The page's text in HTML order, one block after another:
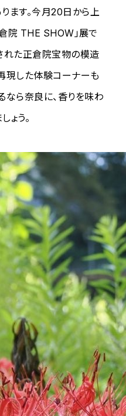
ます。今月20日から上
院 THE SHOW」展で
れた正倉院宝物の模造
現した体験コーナーも
なら奈良に、香りを味わ
ょう。